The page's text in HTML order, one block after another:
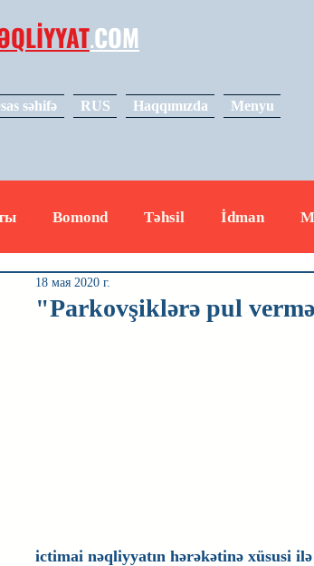
.COM
səhifə RUS Haqqımızda Menyu
Bomond Təhsil İdman
Video
"Parkovşiklərə pul
18 мая 2020 г.
ictimai nəqliyyatın hərəkətinə xüsusi